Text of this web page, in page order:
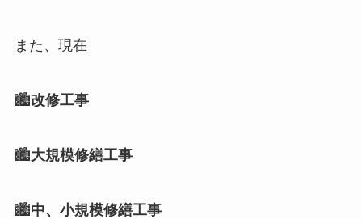
また、現在
🏙️改修工事
🏙️大規模修繕工事
🏙️中、小規模修繕工事